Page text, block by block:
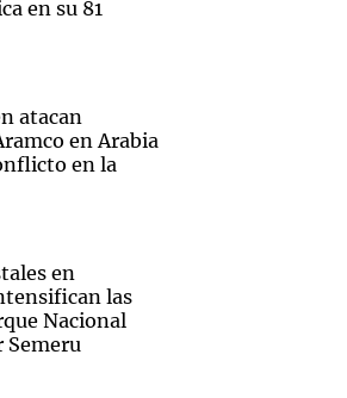
en su 81
atacan
en Arabia
en la
en
las
Nacional
Semeru